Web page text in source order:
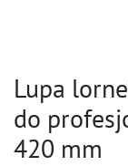
Lupa
do
420 mm